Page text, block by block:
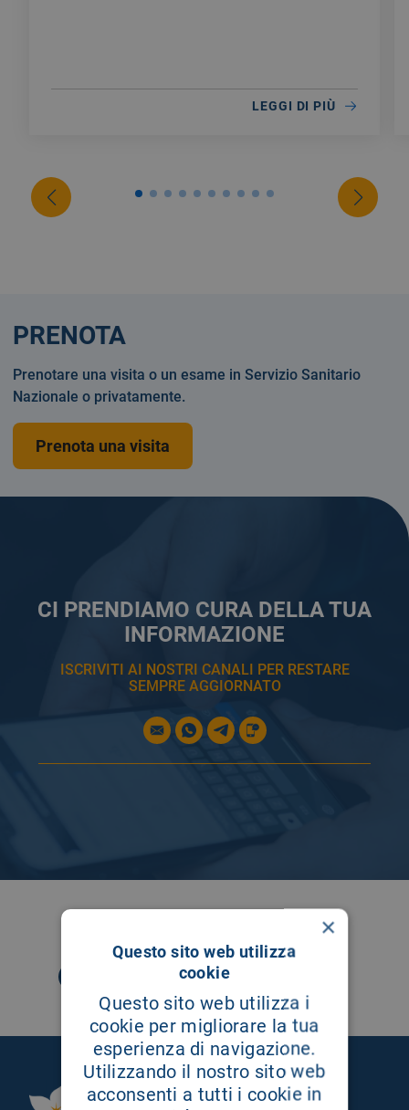
LEGGI DI PIÙ
CI PRENDIAMO CURA DELLA TUA
INFORMAZIONE
ISCRIVITI AI NOSTRI CANALI PER RESTARE
SEMPRE AGGIORNATO
PRENOTA
Prenotare una visita o un esame in Servizio Sanitario
Nazionale o privatamente.
Prenota una visita
Fondazione Istituto
×
Questo sito web utilizza
cookie
Questo sito web utilizza i
cookie per migliorare la tua
esperienza di navigazione.
Utilizzando il nostro sito web
acconsenti a tutti i cookie in